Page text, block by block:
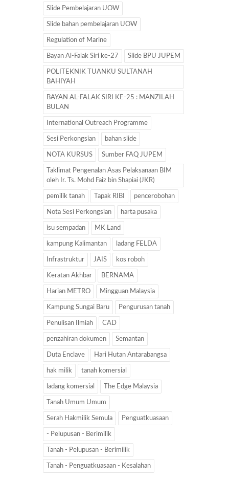
Slide Pembelajaran UOW
Slide bahan pembelajaran UOW
Regulation of Marine
Bayan Al-Falak Siri ke-27 Slide BPU JUPEM
POLITEKNIK TUANKU SULTANAH
BAHIYAH
BAYAN AL-FALAK SIRI KE-25 : MANZILAH
BULAN
International Outreach Programme
Sesi Perkongsian bahan slide
NOTA KURSUS Sumber FAQ JUPEM
Taklimat Pengenalan Asas Pelaksanaan BIM
oleh Ir. Ts. Mohd Faiz bin Shapiai (JKR)
pemilik tanah Tapak RIBI pencerobohan
Nota Sesi Perkongsian harta pusaka
isu sempadan MK Land
kampung Kalimantan ladang FELDA
Infrastruktur JAIS kos roboh
Keratan Akhbar BERNAMA
Harian METRO Mingguan Malaysia
Kampung Sungai Baru Pengurusan tanah
Penulisan Ilmiah CAD
penzahiran dokumen Semantan
Duta Enclave Hari Hutan Antarabangsa
hak milik tanah komersial
ladang komersial The Edge Malaysia
Tanah Umum Umum
Serah Hakmilik Semula Penguatkuasaan
- Pelupusan - Berimilik
Tanah - Pelupusan - Berimilik
Tanah - Penguatkuasaan - Kesalahan